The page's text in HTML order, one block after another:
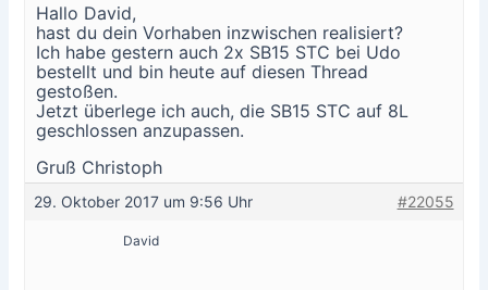
Hallo David,
hast du dein Vorhaben inzwischen realisiert?
Ich habe gestern auch 2x SB15 STC bei Udo
bestellt und bin heute auf diesen Thread
gestoßen.
Jetzt überlege ich auch, die SB15 STC auf 8L
geschlossen anzupassen.
Gruß Christoph
29. Oktober 2017 um 9:56 Uhr #22055
David